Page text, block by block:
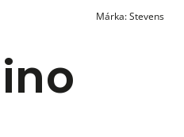
Márka:Stevens